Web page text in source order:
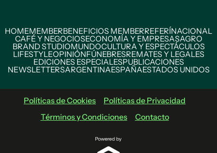
HOMEMEMBERBENEFICIOS MEMBERREFERÍNACIONAL
CAFÉ Y NEGOCIOSECONOMÍA Y EMPRESASAGRO
BRAND STUDIOMUNDOCULTURA Y ESPECTÁCULOS
LIFESTYLEOPINIÓNFÚNEBRESREMATES Y LEGALES
EDICIONES ESPECIALESPUBLICACIONES
NEWSLETTERSARGENTINAESPAÑAESTADOS UNIDOS
Políticas de Cookies
Políticas de Privacidad
Términos y Condiciones
Contacto